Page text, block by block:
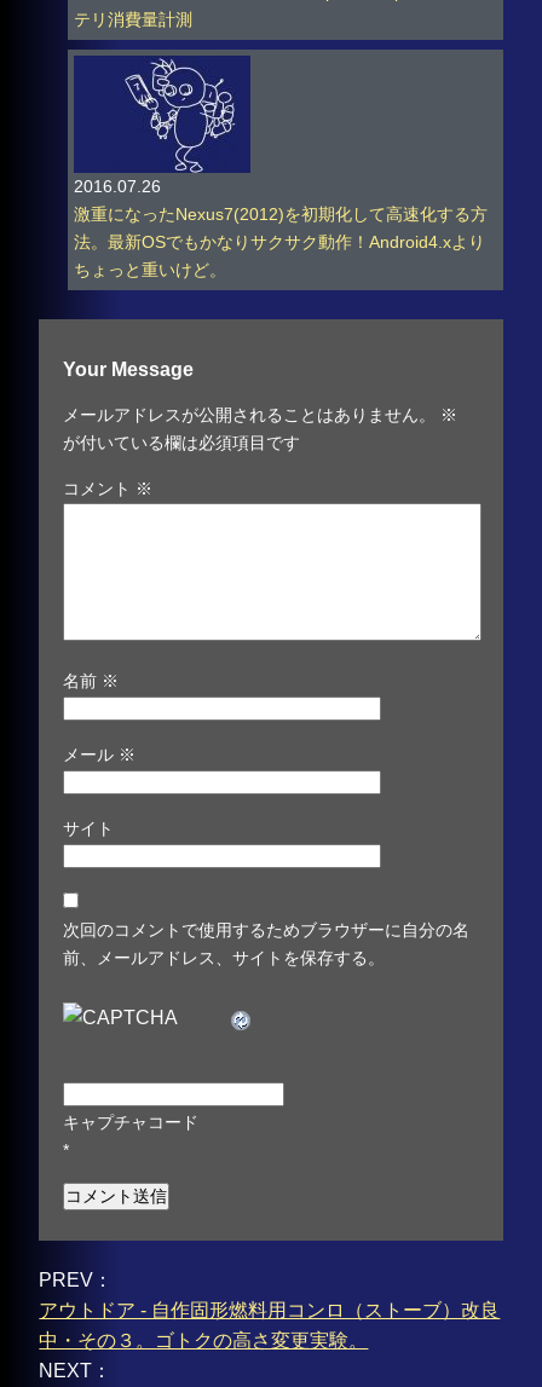
テリ消費量計測
2016.07.26
激重になったNexus7(2012)を初期化して高速化する方
法。最新OSでもかなりサクサク動作！Android4.xより
ちょっと重いけど。
Your Message
メールアドレスが公開されることはありません。
※
が付いている欄は必須項目です
コメント ※
名前 ※
メール ※
サイト
次回のコメントで使用するためブラウザーに自分の名
前、メールアドレス、サイトを保存する。
キャプチャコード
*
PREV：
アウトドア - 自作固形燃料用コンロ（ストーブ）改良
中・その３。ゴトクの高さ変更実験。
NEXT：